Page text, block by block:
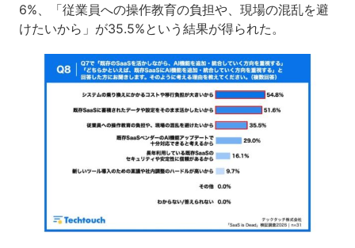
6%、「従業員への操作教育の負担や、現場の混乱を避
けたいから」が35.5%という結果が得られた。